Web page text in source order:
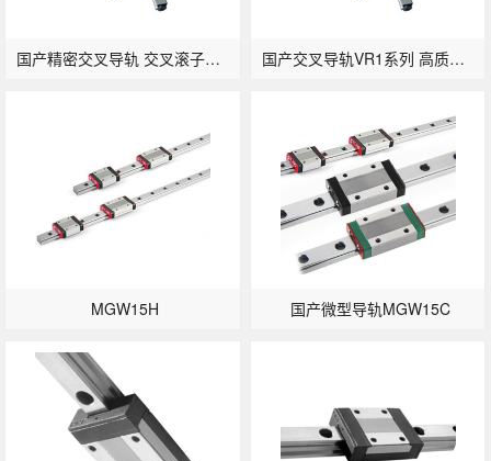
国产精密交叉导轨 交叉滚子导轨VR2系列 国产交叉导轨VR1系列 高质量滚柱导轨
MGW15H 国产微型导轨MGW15C